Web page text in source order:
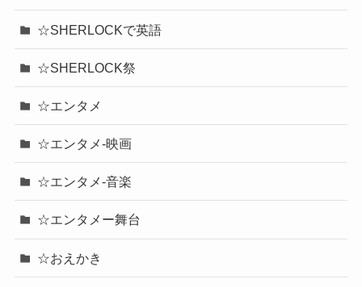
☆SHERLOCKで英語
☆SHERLOCK祭
☆エンタメ
☆エンタメ-映画
☆エンタメ-音楽
☆エンタメー舞台
☆おえかき